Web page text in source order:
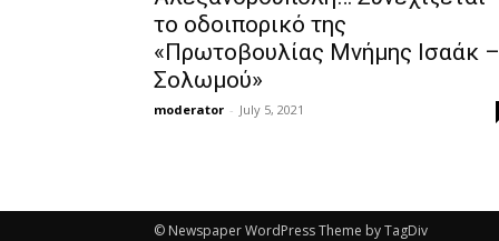
το οδοιπορικό της
«Πρωτοβουλίας Μνήμης Ισαάκ –
Σολωμού»
moderator - July 5, 2021
© Newspaper WordPress Theme by TagDiv